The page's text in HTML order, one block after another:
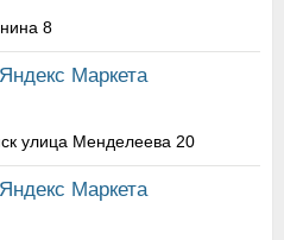
8
Маркета
улица Менделеева 20
Маркета